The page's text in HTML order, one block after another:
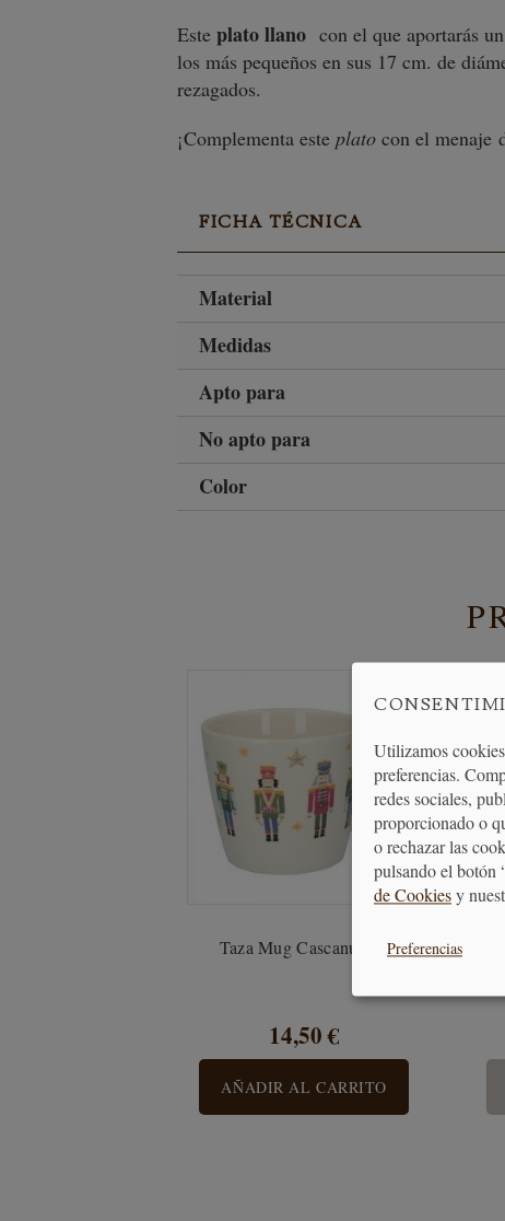
Este plato llano con el que aportarás
los más pequeños en sus 17 cm. de
rezagados.
¡Complementa este plato con el menaje
FICHA TÉCNICA
Material
Medidas
Apto para
No apto para
Color
Taza Mug Cascanueces
14,50 €
AÑADIR AL CARRITO
Utilizamos
preferencias.
redes sociales,
proporcionado o
o rechazar las
pulsando el botón
de Cookiesy
Preferencias